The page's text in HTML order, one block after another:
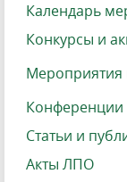
Календарь
Конкурсы и
Мероприятия
Конференции
Статьи и
Акты ЛПО